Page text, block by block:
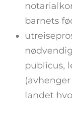
barnets
publicus,
landet